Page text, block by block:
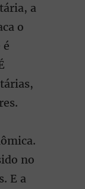
a
o
no
E a